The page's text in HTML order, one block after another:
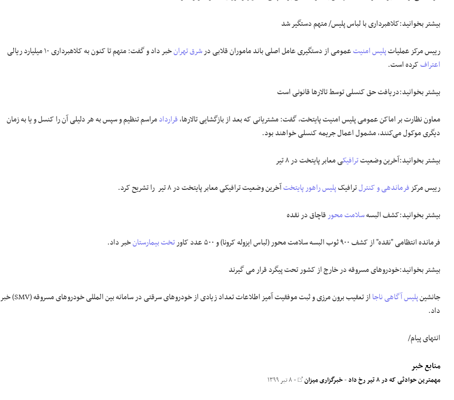
بیشتر بخوانید:کلاهبرداری با لباس پلیس/ متهم دستگیر شد
رییس مرکز عملیاتپلیس امنیتعمومی از دستگیری عامل اصلی باند ماموران قلابی درشرق تهرانخبر داد و گفت: متهم تا کنون به کلاهبرداری ۱۰ میلیارد ریالی
اعترافکرده است.
بیشتر بخوانید:دریافت حق کنسلی توسط تالارها قانونی است
معاون نظارت بر اماکن عمومی پلیس امنیت پایتخت، گفت: مشتریانی که بعد از بازگشایی تالارها،قراردادمراسم تنظیم و سپس به هر دلیلی آن را کنسل و یا به زمان
دیگری موکول می‌کنند، مشمول اعمال جریمه کنسلی خواهند بود.
بیشتر بخوانید:آخرین وضعیتترافیکی معابر پایتخت در ۸ تیر
رییس مرکزفرماندهی و کنترلترافیکپلیس راهور پایتختآخرین وضعیت ترافیکی معابر پایتخت در ۸ تیر را تشریح کرد.
بیشتر بخوانید:کشف البسهسلامت محورقاچاق در نقده
فرمانده انتظامی "نقده" از کشف ۹۰۰ ثوب البسه سلامت محور (لباس ایزوله کرونا) و ۵۰۰ عدد کاور تخت بیمارستانخبر داد.
بیشتر بخوانید:خودرو‌های مسروقه در خارج از کشور تحت پیگرد قرار می گیرند
جانشینپلیس آگاهی ناجا
از تعقیب برون مرزی و ثبت موفقیت آمیز اطلاعات تعداد زیادی از خودرو‌های سرقتی در سامانه بین المللی خودرو‌های مسروقه (SMV) خبر
داد.
انتهای پیام/
منابع خبر
مهمترین حوادثی که در ۸ تیر رخ داد -خبرگزاری میزان - ۸ تیر ۱۳۹۹